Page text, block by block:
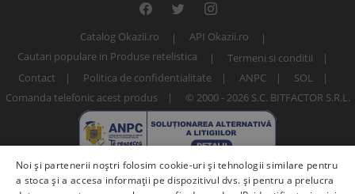
Catalog Okazii.ro
API Okazii.ro
Cautari populare in Produse retelistica
Termeni si conditii
Contact
Politica de confidentialitate ANPC
SOL
Comanda telefonic acest produs
© 2000 - 2026 S.C. BITFACTOR S.R.L.
Noi și partenerii noștri folosim cookie-uri și tehnologii similare pentru
a stoca și a accesa informații pe dispozitivul dvs. și pentru a prelucra